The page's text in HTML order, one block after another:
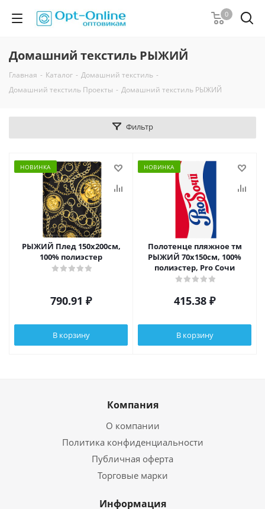
0
Домашний текстиль РЫЖИЙ
Главная - Каталог - Домашний текстиль -
Домашний текстиль Проекты - Домашний текстиль РЫЖИЙ
Фильтр
НОВИНКА
РЫЖИЙ Плед 150х200см,
100% полиэстер
790.91 ₽
В корзину
НОВИНКА
Полотенце пляжное тм
РЫЖИЙ 70х150см, 100%
полиэстер, Pro Сочи
415.38 ₽
В корзину
Компания
О компании
Политика конфиденциальности
Публичная оферта
Торговые марки
Информация